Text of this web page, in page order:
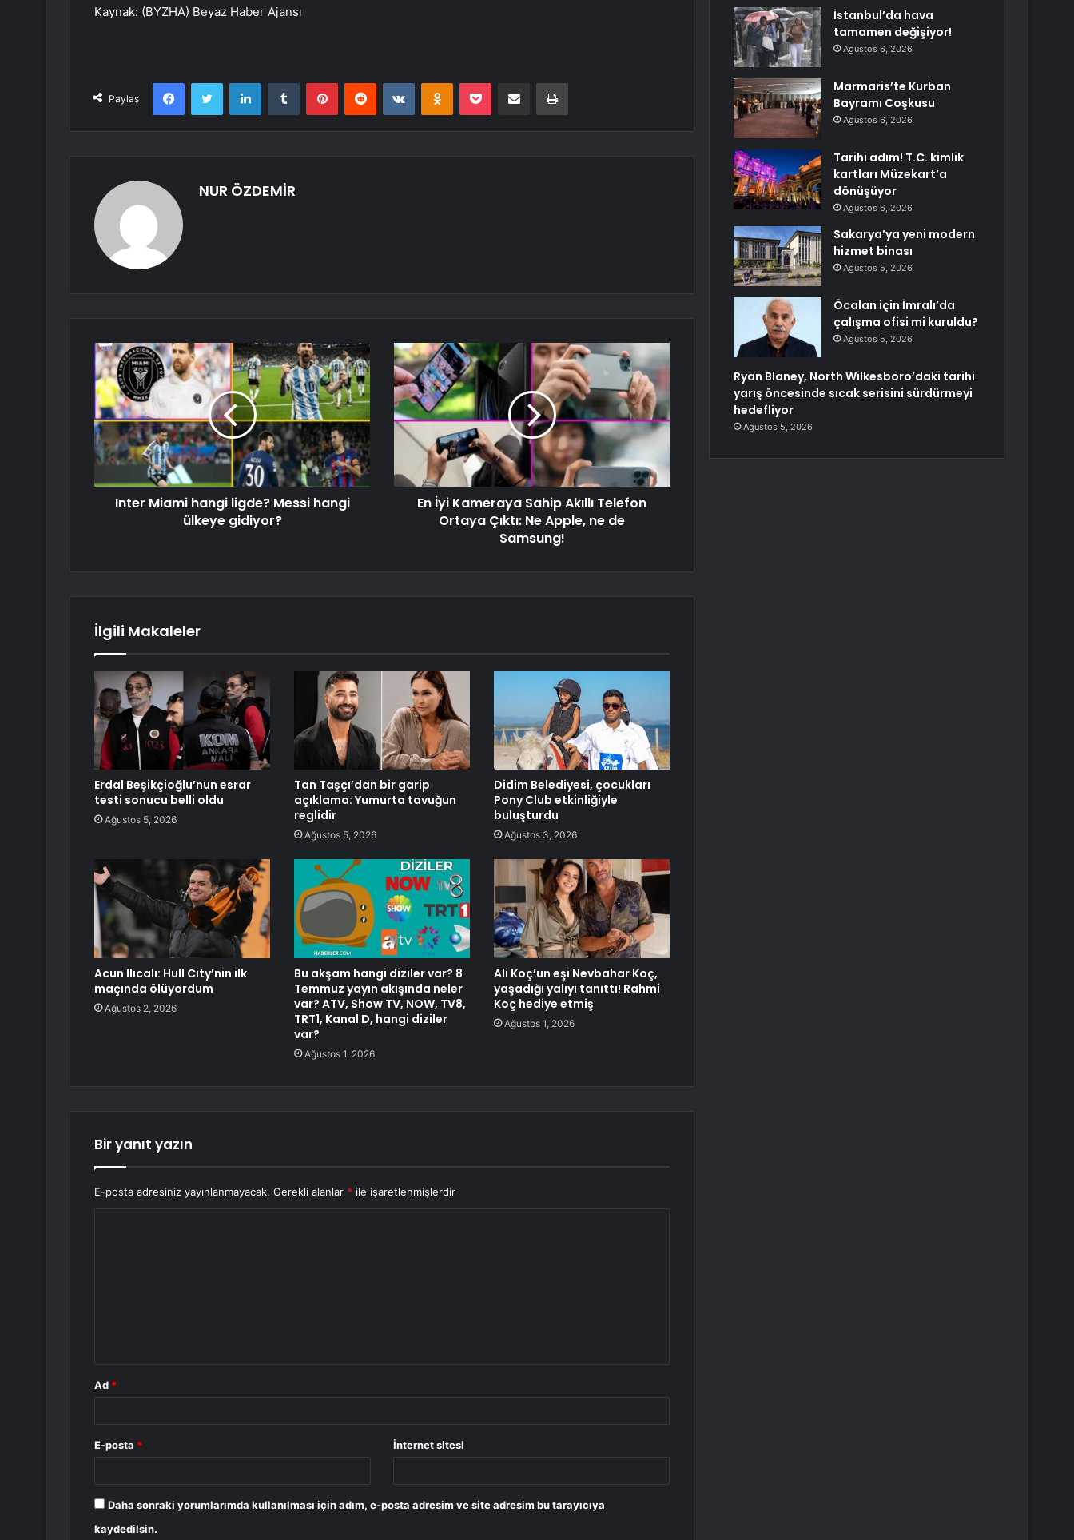
Kaynak: (BYZHA) Beyaz Haber Ajansı
Paylaş
FacebookTwitter LinkedInTumblr PinterestReddit VKontakteOdnoklassniki
Pocket E-Posta ile paylaş Yazdır
NUR ÖZDEMİR
Inter Miami hangi ligde? Messi hangi
ülkeye gidiyor?
En İyi Kameraya Sahip Akıllı Telefon
Ortaya Çıktı: Ne Apple, ne de
Samsung!
İlgili Makaleler
Erdal Beşikçioğlu’nun esrar
testi sonucu belli oldu
Ağustos 5, 2026
Tan Taşçı’dan bir garip
açıklama: Yumurta tavuğun
reglidir
Ağustos 5, 2026
Didim Belediyesi, çocukları
Pony Club etkinliğiyle
buluşturdu
Ağustos 3, 2026
Acun Ilıcalı: Hull City’nin ilk
maçında ölüyordum
Ağustos 2, 2026
Bu akşam hangi diziler var? 8
Temmuz yayın akışında neler
var? ATV, Show TV, NOW, TV8,
TRT1, Kanal D, hangi diziler
var?
Ağustos 1, 2026
Ali Koç’un eşi Nevbahar Koç,
yaşadığı yalıyı tanıttı! Rahmi
Koç hediye etmiş
Ağustos 1, 2026
Bir yanıt yazın
E-posta adresiniz yayınlanmayacak. Gerekli alanlar * ile işaretlenmişlerdir
Ad *
E-posta * İnternet sitesi
Daha sonraki yorumlarımda kullanılması için adım, e-posta adresim ve site adresim bu tarayıcıya
kaydedilsin.
İstanbul’da hava
tamamen değişiyor!
Ağustos 6, 2026
Marmaris’te Kurban
Bayramı Coşkusu
Ağustos 6, 2026
Tarihi adım! T.C. kimlik
kartları Müzekart’a
dönüşüyor
Ağustos 6, 2026
Sakarya’ya yeni modern
hizmet binası
Ağustos 5, 2026
Öcalan için İmralı’da
çalışma ofisi mi kuruldu?
Ağustos 5, 2026
Ryan Blaney, North Wilkesboro’daki tarihi
yarış öncesinde sıcak serisini sürdürmeyi
hedefliyor
Ağustos 5, 2026